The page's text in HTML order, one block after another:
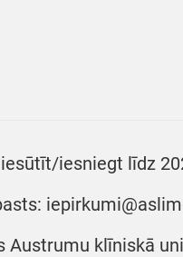
iesniegt līdz
Austrumu klīniskā